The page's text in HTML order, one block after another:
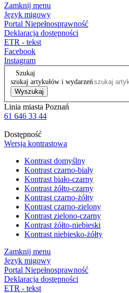
Zamknij menu
Język migowy
Portal Niepełnosprawność
Deklaracja dostępności
ETR - tekst
Facebook
Instagram
Szukaj
szukaj artykułów i wydarzeń
Wyszukaj
Linia miasta Poznań
61 646 33 44
Dostępność
Wersja kontrastowa
Kontrast domyślny
Kontrast czarno-biały
Kontrast biało-czarny
Kontrast żółto-czarny
Kontrast czarno-żółty
Kontrast czarno-zielony
Kontrast zielono-czarny
Kontrast żółto-niebieski
Kontrast niebiesko-żółty
Zamknij menu
Język migowy
Portal Niepełnosprawność
Deklaracja dostępności
ETR - tekst